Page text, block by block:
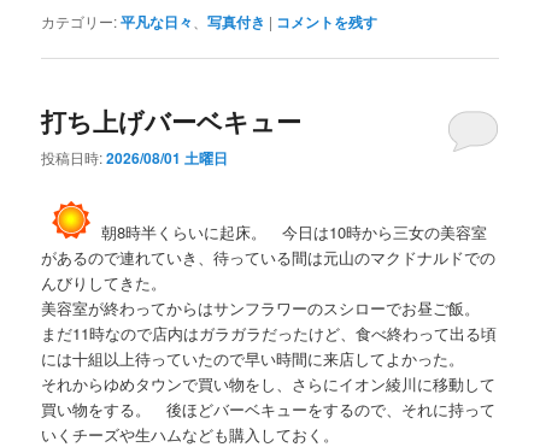
カテゴリー:平凡な日々 、写真付き | コメントを残す
打ち上げバーベキュー
投稿日時:2026/08/01 土曜日
朝8時半くらいに起床。 今日は10時から三女の美容室
があるので連れていき、待っている間は元山のマクドナルドでの
んびりしてきた。
美容室が終わってからはサンフラワーのスシローでお昼ご飯。
まだ11時なので店内はガラガラだったけど、食べ終わって出る頃
には十組以上待っていたので早い時間に来店してよかった。
それからゆめタウンで買い物をし、さらにイオン綾川に移動して
買い物をする。 後ほどバーベキューをするので、それに持って
いくチーズや生ハムなども購入しておく。